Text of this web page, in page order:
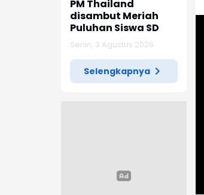
PM Thailand
disambut Meriah
Puluhan Siswa SD
Senin, 3 Agustus 2026
Selengkapnya